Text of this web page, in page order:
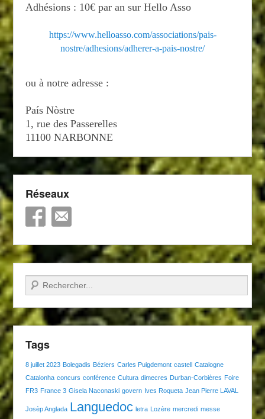
Adhésions : 10€ par an sur Hello Asso
https://www.helloasso.com/associations/pais-
nostre/adhesions/adherer-a-pais-nostre/
ou à notre adresse :
País Nòstre
1, rue des Passerelles
11100 NARBONNE
Réseaux
Recherche
Tags
8 juillet 2023 Bolegadis Béziers Carles Puigdemont castell Catalogne
Catalonha concurs conférence Cultura dimecres Durban-Corbières Foire
FR3 France 3 Gisela Naconaski govern Ives Roqueta Jean Pierre LAVAL
Josèp Anglada Languedoc letra Lozère mercredi messe